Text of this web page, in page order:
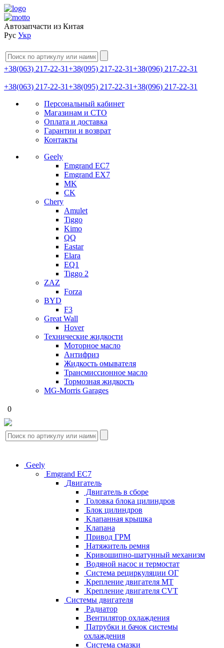
Автозапчасти из Китая
Рус Укр
+38(063) 217-22-31+38(095) 217-22-31+38(096) 217-22-31
+38(063) 217-22-31+38(095) 217-22-31+38(096) 217-22-31
Персональный кабинет
Магазинам и СТО
Оплата и доставка
Гарантии и возврат
Контакты
Geely
Emgrand EC7
Emgrand EX7
MK
CK
Chery
Amulet
Tiggo
Kimo
QQ
Eastar
Elara
EQ1
Tiggo 2
ZAZ
Forza
BYD
F3
Great Wall
Hover
Технические жидкости
Моторное масло
Антифриз
Жидкость омывателя
Трансмиссионное масло
Тормозная жидкость
MG-Morris Garages
0
Geely
Emgrand EC7
Двигатель
Двигатель в сборе
Головка блока цилиндров
Блок цилиндров
Клапанная крышка
Клапана
Привод ГРМ
Натяжитель ремня
Кривошипно-шатунный механизм
Водяной насос и термостат
Система рециркуляции ОГ
Крепление двигателя MT
Крепление двигателя CVT
Системы двигателя
Радиатор
Вентилятор охлаждения
Патрубки и бачок системы
охлаждения
Система смазки